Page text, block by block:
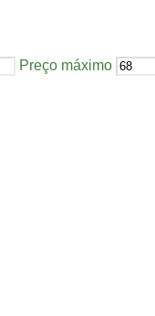
Preço máximo